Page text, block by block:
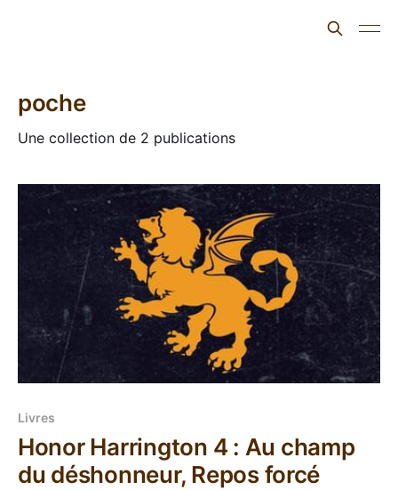
poche
Une collection de 2 publications
Livres
Honor Harrington 4 : Au champ
du déshonneur, Repos forcé